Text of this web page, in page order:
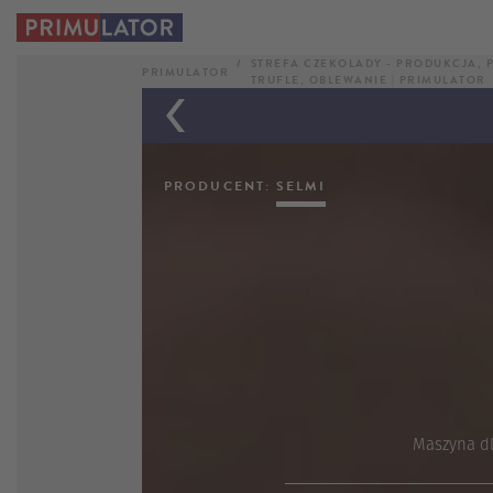
SELMI
AUTOMATIC
TRUFFLE
PRIMULATOR
STREFA CZEKOLADY - PRODUKCJA,
TRUFLE, OBLEWANIE | PRIMULATOR
PRODUCENT: SELMI
Maszyna